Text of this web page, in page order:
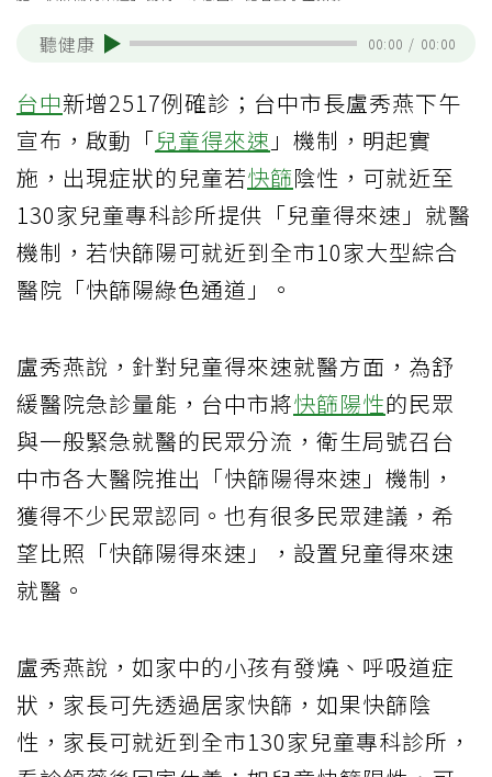
聽健康 00:00 / 00:00
台中新增2517例確診；台中市長盧秀燕下午
宣布，啟動「兒童得來速 」機制，明起實
施，出現症狀的兒童若快篩陰性，可就近至
130家兒童專科診所提供「兒童得來速」就醫
機制，若快篩陽可就近到全市10家大型綜合
醫院「快篩陽綠色通道」。
盧秀燕說，針對兒童得來速就醫方面，為舒
緩醫院急診量能，台中市將快篩陽性的民眾
與一般緊急就醫的民眾分流，衛生局號召台
中市各大醫院推出「快篩陽得來速」機制，
獲得不少民眾認同。也有很多民眾建議，希
望比照「快篩陽得來速」，設置兒童得來速
就醫。
盧秀燕說，如家中的小孩有發燒、呼吸道症
狀，家長可先透過居家快篩，如果快篩陰
性，家長可就近到全市130家兒童專科診所，